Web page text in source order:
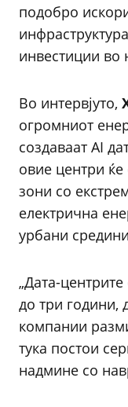
подобро
инвестиции во
Во интервјуто,
огромниот
создаваат AI
овие центри
зони со
електрична
урбани
„Дата-
до три години,
компании
тука постои
надмине со